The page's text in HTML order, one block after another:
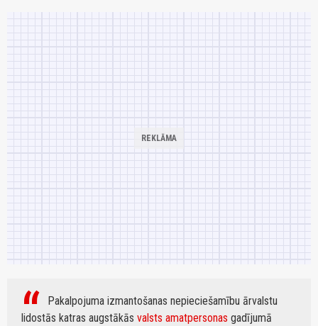
Pakalpojuma izmantošanas nepieciešamību ārvalstu
lidostās katras augstākās valsts amatpersonas gadījumā